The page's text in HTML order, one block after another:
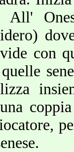
All'
con
quelle